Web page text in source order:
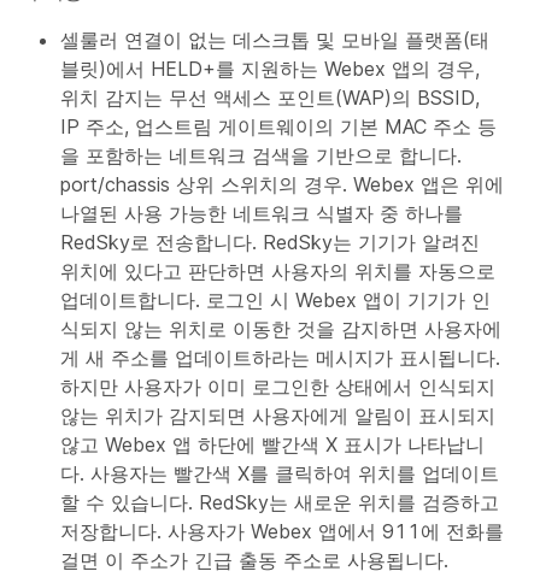
셀룰러 연결이 없는 데스크톱 및 모바일 플랫폼(태
블릿)에서 HELD+를 지원하는 Webex 앱의 경우,
위치 감지는 무선 액세스 포인트(WAP)의 BSSID,
IP 주소, 업스트림 게이트웨이의 기본 MAC 주소 등
을 포함하는 네트워크 검색을 기반으로 합니다.
port/chassis 상위 스위치의 경우. Webex 앱은 위에
나열된 사용 가능한 네트워크 식별자 중 하나를
RedSky로 전송합니다. RedSky는 기기가 알려진
위치에 있다고 판단하면 사용자의 위치를 자동으로
업데이트합니다. 로그인 시 Webex 앱이 기기가 인
식되지 않는 위치로 이동한 것을 감지하면 사용자에
게 새 주소를 업데이트하라는 메시지가 표시됩니다.
하지만 사용자가 이미 로그인한 상태에서 인식되지
않는 위치가 감지되면 사용자에게 알림이 표시되지
않고 Webex 앱 하단에 빨간색 X 표시가 나타납니
다. 사용자는 빨간색 X를 클릭하여 위치를 업데이트
할 수 있습니다. RedSky는 새로운 위치를 검증하고
저장합니다. 사용자가 Webex 앱에서 911에 전화를
걸면 이 주소가 긴급 출동 주소로 사용됩니다.